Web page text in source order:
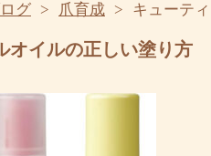
グ 爪育成 キューテ
オイルの正しい塗り方